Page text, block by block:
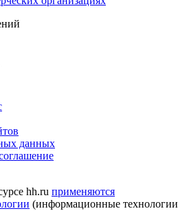
данных
hh.ru применяются
(информационные технологии